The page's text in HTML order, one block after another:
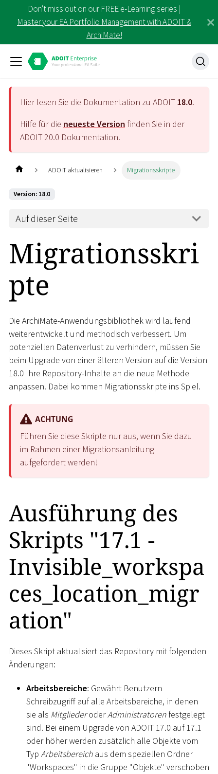
Don't miss out on our FREE e-Learning series |
Master your EA Portfolio Management with ADOIT &
ArchiMate!
Hier lesen Sie die Dokumentation zu ADOIT 18.0.
Hilfe für die neueste Version finden Sie in der
ADOIT20.0 Dokumentation.
ADOIT aktualisieren Migrationsskripte
Version: 18.0
Auf dieser Seite
Migrationsskri
pte
Die ArchiMate-Anwendungsbibliothek wird laufend
weiterentwickelt und methodisch verbessert. Um
potenziellen Datenverlust zu verhindern, müssen Sie
beim Upgrade von einer älteren Version auf die Version
18.0 Ihre Repository-Inhalte an die neue Methode
anpassen. Dabei kommen Migrationsskripte ins Spiel.
ACHTUNG
Führen Sie diese Skripte nur aus, wenn Sie dazu
im Rahmen einer Migrationsanleitung
aufgefordert werden!
Ausführung des
Skripts "17.1 -
Invisible_workspa
ces_location_migr
ation"
Dieses Skript aktualisiert das Repository mit folgenden
Änderungen:
Arbeitsbereiche: Gewährt Benutzern
Schreibzugriff auf alle Arbeitsbereiche, in denen
sie als MitgliederoderAdministratoren festgelegt
sind. Bei einem Upgrade von ADOIT 17.0 auf 17.1
oder höher werden zusätzlich alle Objekte vom
Typ Arbeitsbereich aus dem speziellen Ordner
"Workspaces" in die Gruppe "Objekte" verschoben